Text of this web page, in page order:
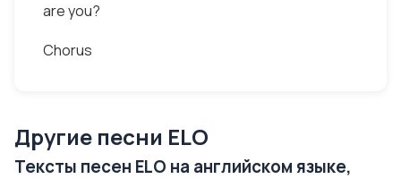
are you?
Chorus
Другие песни ELO
Тексты песен ELO на английском языке,